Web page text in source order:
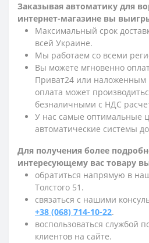
Заказывая автоматику для
интернет-магазине вы
Максимальный срок
всей Украине.
Мы работаем со всеми
Вы можете мгновенно
Приват24 или наложенным
оплата может
безналичными с НДС
У нас самые оптимальные
автоматические системы
Для получения более
интересующему вас товару
обратиться напрямую в
Толстого 51.
связаться с нашими
+38 (068) 714-10-22.
воспользоваться службой
клиентов на сайте.